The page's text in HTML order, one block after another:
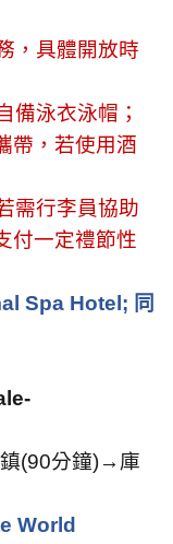
，具體開放時
備泳衣泳帽；
帶，若使用酒
需行李員協助
付一定禮節性
Spa Hotel; 同
(90分鐘)→庫
World